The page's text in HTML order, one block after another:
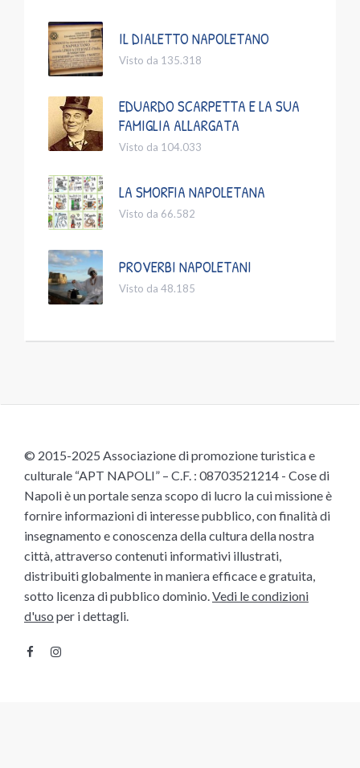
IL DIALETTO NAPOLETANO
Visto da 135.318
EDUARDO SCARPETTA E LA SUA
FAMIGLIA ALLARGATA
Visto da 104.033
LA SMORFIA NAPOLETANA
Visto da 66.582
PROVERBI NAPOLETANI
Visto da 48.185
© 2015-2025 Associazione di promozione turistica e
culturale “APT NAPOLI” – C.F. : 08703521214 - Cose di
Napoli è un portale senza scopo di lucro la cui missione è
fornire informazioni di interesse pubblico, con finalità di
insegnamento e conoscenza della cultura della nostra
città, attraverso contenuti informativi illustrati,
distribuiti globalmente in maniera efficace e gratuita,
sotto licenza di pubblico dominio. Vedi le condizioni
d'uso per i dettagli.